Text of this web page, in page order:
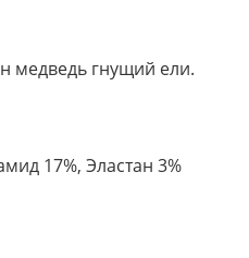
медведь гнущий ели.
17%, Эластан 3%